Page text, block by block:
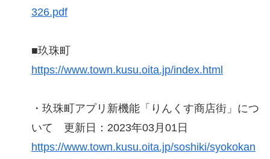
326.pdf
■玖珠町
https://www.town.kusu.oita.jp/index.html
・玖珠町アプリ新機能「りんくす商店街」につ
いて 更新日：2023年03月01日
https://www.town.kusu.oita.jp/soshiki/syokokan